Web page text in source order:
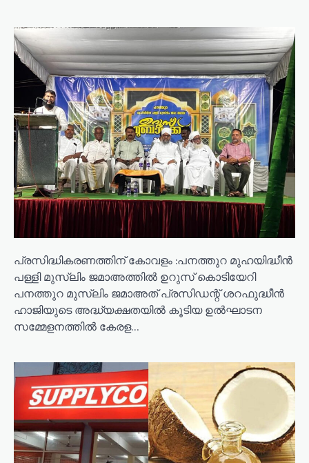
പ്രസിദ്ധികരണത്തിന് കോവളം :പനത്തുറ മുഹയിദ്ധീൻ
പള്ളി മുസ്ലിം ജമാഅത്തിൽ ഉറുസ് കൊടിയേറി
പനത്തുറ മുസ്ലിം ജമാഅത് പ്രസിഡന്റ്‌ ശറഫുദ്ധീൻ
ഹാജിയുടെ അദ്ധ്യക്ഷതയിൽ കൂടിയ ഉൽഘാടന
സമ്മേളനത്തിൽ കേരള…